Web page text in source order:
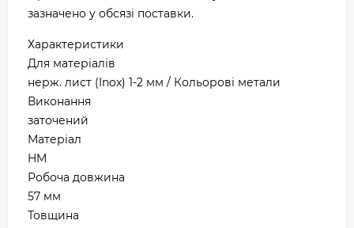
зазначено у обсязі поставки.
Характеристики
Для матеріалів
нерж. лист (Inox) 1-2 мм / Кольорові метали
Виконання
заточений
Матеріал
HM
Робоча довжина
57 мм
Товщина